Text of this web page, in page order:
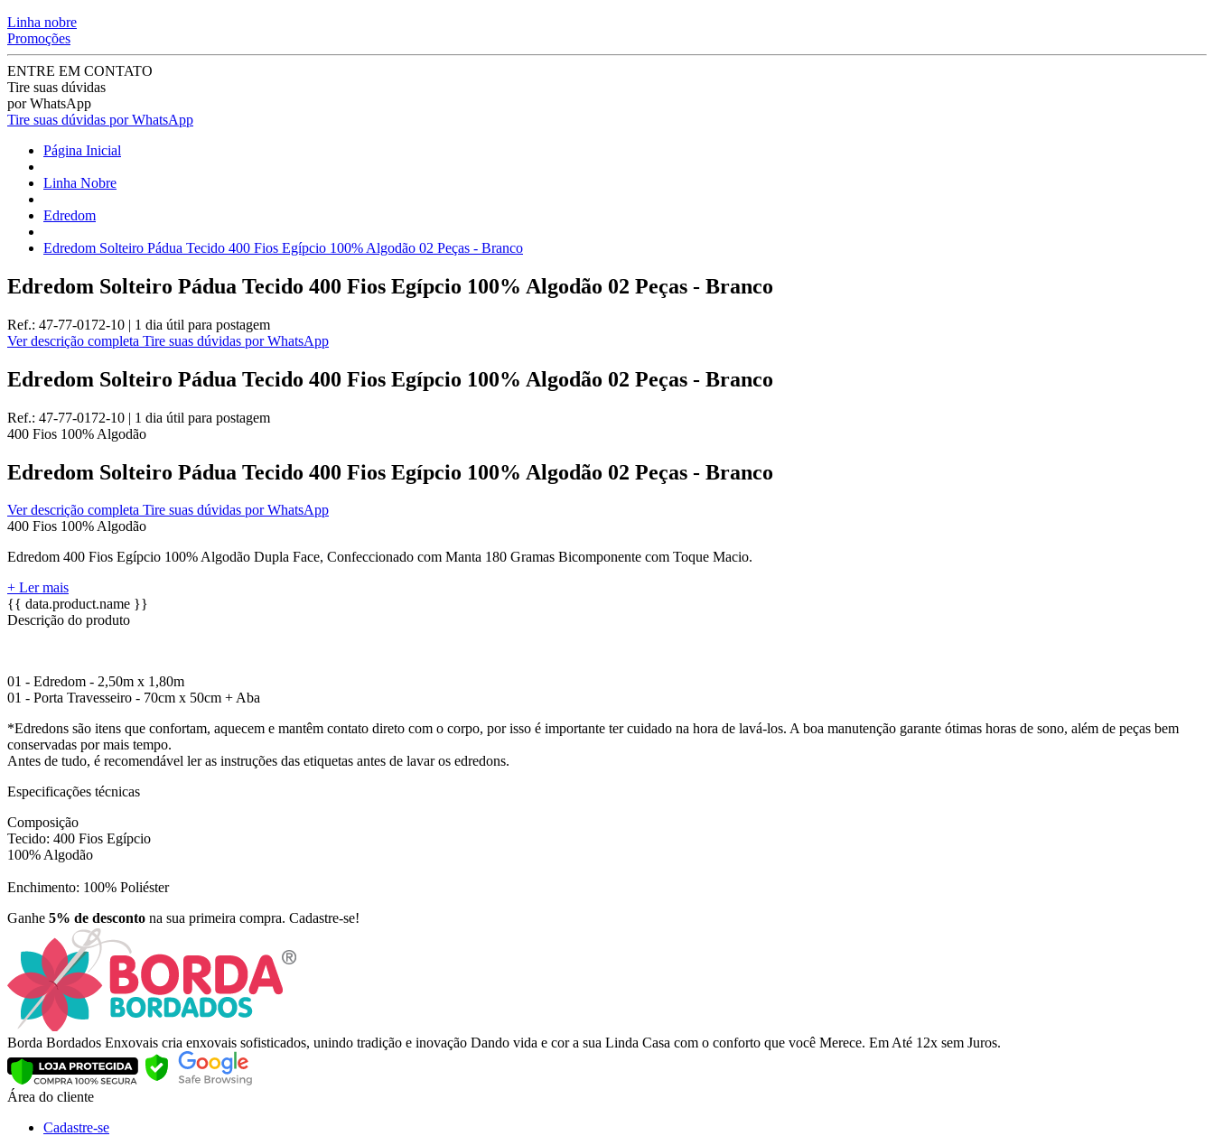
Linha nobre
Promoções
ENTRE EM CONTATO
Tire suas dúvidas
por WhatsApp
Tire suas dúvidas por WhatsApp
Página Inicial
Linha Nobre
Edredom
Edredom Solteiro Pádua Tecido 400 Fios Egípcio 100% Algodão 02 Peças - Branco
Edredom Solteiro Pádua Tecido 400 Fios Egípcio 100% Algodão 02 Peças - Branco
Ref.: 47-77-0172-10 | 1 dia útil para postagem
Ver descrição completa Tire suas dúvidas por WhatsApp
Edredom Solteiro Pádua Tecido 400 Fios Egípcio 100% Algodão 02 Peças - Branco
Ref.: 47-77-0172-10 | 1 dia útil para postagem
400 Fios 100% Algodão
Edredom Solteiro Pádua Tecido 400 Fios Egípcio 100% Algodão 02 Peças - Branco
Ver descrição completa Tire suas dúvidas por WhatsApp
400 Fios 100% Algodão
Edredom 400 Fios Egípcio 100% Algodão Dupla Face, Confeccionado com Manta 180 Gramas Bicomponente com Toque Macio.
+ Ler mais
{{ data.product.name }}
Descrição do produto
01 - Edredom - 2,50m x 1,80m
01 - Porta Travesseiro - 70cm x 50cm + Aba
*Edredons são itens que confortam, aquecem e mantêm contato direto com o corpo, por isso é importante ter cuidado na hora de lavá-los. A boa manutenção garante ótimas horas de sono, além de peças bem
conservadas por mais tempo.
Antes de tudo, é recomendável ler as instruções das etiquetas antes de lavar os edredons.
Especificações técnicas
Composição
Tecido: 400 Fios Egípcio
100% Algodão
Enchimento: 100% Poliéster
Ganhe 5% de desconto na sua primeira compra. Cadastre-se!
Borda Bordados Enxovais cria enxovais sofisticados, unindo tradição e inovação Dando vida e cor a sua Linda Casa com o conforto que você Merece. Em Até 12x sem Juros.
Área do cliente
Cadastre-se